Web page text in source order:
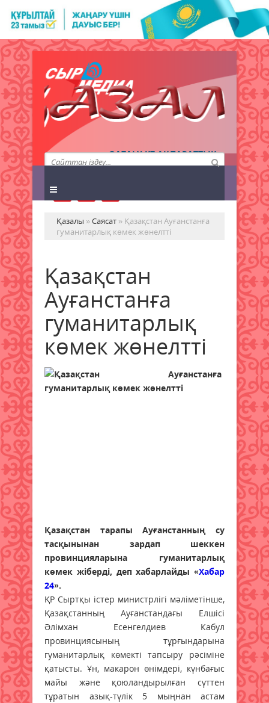
QAZALY.KZ АҚПАРАТТЫҚ
АГЕНТТІГІ
Қазалы »Саясат » Қазақстан Ауғанстанға
гуманитарлық көмек жөнелтті
Қазақстан
Ауғанстанға
гуманитарлық
көмек жөнелтті
Қазақстан тарапы Ауғанстанның су
тасқынынан зардап шеккен
провинцияларына гуманитарлық
көмек жіберді, деп хабарлайды «Хабар
24».
ҚР Сыртқы істер министрлігі мәліметінше,
Қазақстанның Ауғанстандағы Елшісі
Әлімхан Есенгелдиев Кабул
провинциясының тұрғындарына
гуманитарлық көмекті тапсыру рәсіміне
қатысты. Ұн, макарон өнімдері, күнбағыс
майы және қоюландырылған сүттен
тұратын азық-түлік 5 мыңнан астам